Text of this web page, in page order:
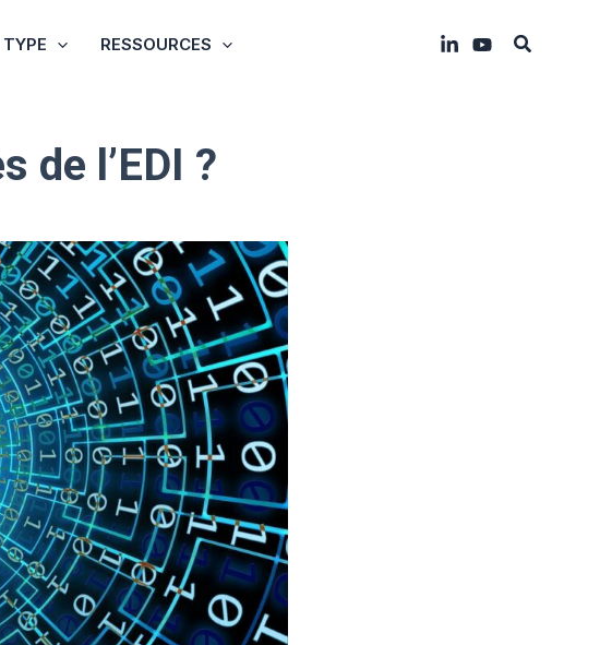
TYPE RESSOURCES
de l’EDI ?